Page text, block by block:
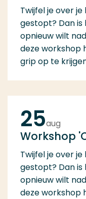
Twijfel je over
gestopt? Dan is
opnieuw wilt
deze workshop
grip op te
Workshop
Twijfel je over
gestopt? Dan is
opnieuw wilt
deze workshop
25aug